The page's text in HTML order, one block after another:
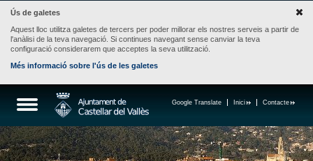
Ús de galetes
Aquest lloc utilitza galetes de tercers per poder millorar els nostres serveis a partir de
l'anàlisi de la teva navegació. Si continues navegant sense canviar la teva
configuració considerarem que acceptes la seva utilització.
Més informació sobre l'ús de les galetes
Contacte
Inici
Google Translate